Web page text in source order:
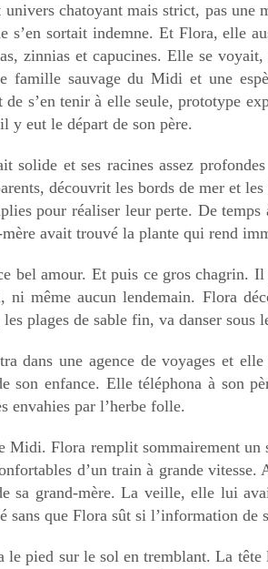
univers chatoyant mais strict, pas une
s’en sortait indemne. Et Flora, elle
zinnias et capucines. Elle se
famille sauvage du Midi et une
de s’en tenir à elle seule, prototype
y eut le départ de son père.
solide et ses racines assez
découvrit les bords de mer et
pour réaliser leur perte. De
avait trouvé la plante qui rend
bel amour. Et puis ce gros chagrin.
ni même aucun lendemain. Flora
les plages de sable fin, va danser
dans une agence de voyages et
son enfance. Elle téléphona à son
envahies par l’herbe folle.
Midi. Flora remplit sommairement un
d’un train à grande
sa grand-mère. La veille, elle lui
sans que Flora sût si l’information de
le pied sur le sol en tremblant. La